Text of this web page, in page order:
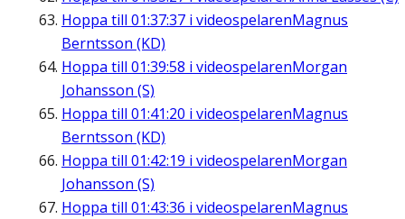
Hoppa till 01:37:37 i videospelarenMagnus
Berntsson (KD)
Hoppa till 01:39:58 i videospelarenMorgan
Johansson (S)
Hoppa till 01:41:20 i videospelarenMagnus
Berntsson (KD)
Hoppa till 01:42:19 i videospelarenMorgan
Johansson (S)
Hoppa till 01:43:36 i videospelarenMagnus